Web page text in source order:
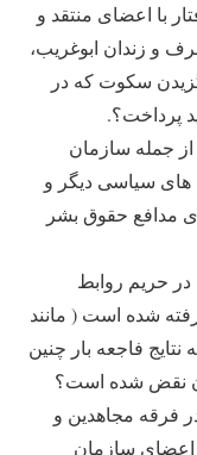
با اعضای منتقد و
و زندان ابوغریب،
سکوت که در
پرداخت؟.
جمله سازمان
های سیاسی دیگر و
مدافع حقوق بشر
حریم روابط
شده است ( مانند
نتایج فاجعه بار چنین
نقض شده است؟
فرقه مجاهدین و
اعضای سازمان